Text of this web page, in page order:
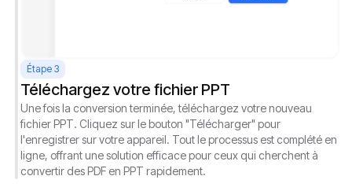
Étape 3
Téléchargez votre fichier PPT
Une fois la conversion terminée, téléchargez votre nouveau
fichier PPT. Cliquez sur le bouton "Télécharger" pour
l'enregistrer sur votre appareil. Tout le processus est complété en
ligne, offrant une solution efficace pour ceux qui cherchent à
convertir des PDF en PPT rapidement.